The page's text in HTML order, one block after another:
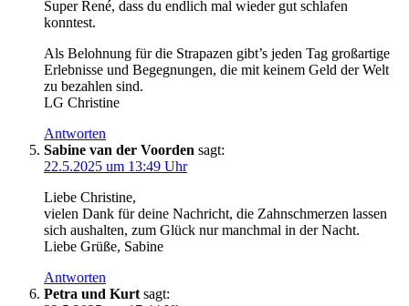
Super René, dass du endlich mal wieder gut schlafen
konntest.
Als Belohnung für die Strapazen gibt’s jeden Tag großartige
Erlebnisse und Begegnungen, die mit keinem Geld der Welt
zu bezahlen sind.
LG Christine
Antworten
Sabine van der Voorden sagt:
22.5.2025 um 13:49 Uhr
Liebe Christine,
vielen Dank für deine Nachricht, die Zahnschmerzen lassen
sich aushalten, zum Glück nur manchmal in der Nacht.
Liebe Grüße, Sabine
Antworten
Petra und Kurt sagt: